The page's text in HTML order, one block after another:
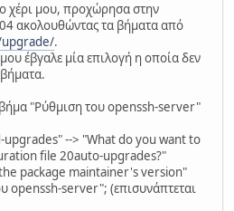
χέρι μου, προχώρησα στην
ακολουθώντας τα βήματα από
.
έβγαλε μία επιλογή η οποία δεν
βήμα "Ρύθμιση του openssh-server"
--> "What do you want to
file 20auto-upgrades?"
package maintainer's version"
openssh-server"; (επισυνάπτεται